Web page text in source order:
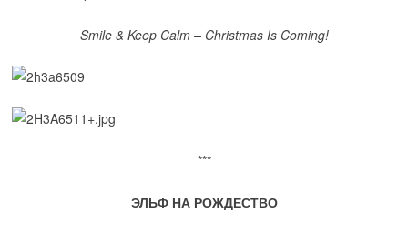
Smile & Keep Calm – Christmas Is Coming!
***
ЭЛЬФ НА РОЖДЕСТВО